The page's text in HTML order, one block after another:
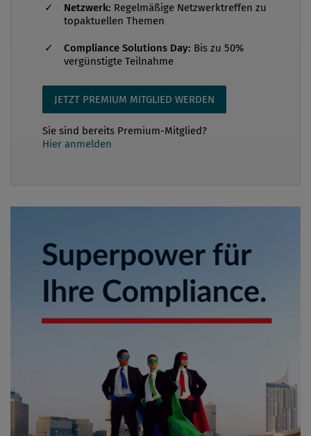
Netzwerk: Regelmäßige Netzwerktreffen zu
topaktuellen Themen
Compliance Solutions Day: Bis zu 50%
vergünstigte Teilnahme
JETZT PREMIUM MITGLIED WERDEN
Sie sind bereits Premium-Mitglied?
Hier anmelden